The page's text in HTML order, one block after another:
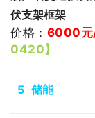
伏支架框架
价格： 6000
0420】
5 储能